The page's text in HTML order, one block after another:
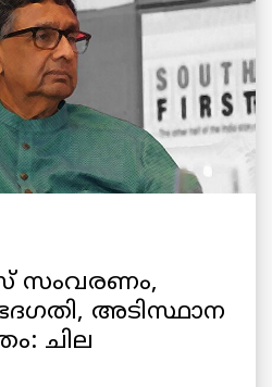
സംവരണം,
അടിസ്ഥാന
ചില